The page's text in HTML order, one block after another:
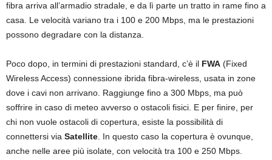
fibra arriva all’armadio stradale, e da lì parte un tratto in rame fino a
casa. Le velocità variano tra i 100 e 200 Mbps, ma le prestazioni
possono degradare con la distanza.
Poco dopo, in termini di prestazioni standard, c’è il FWA (Fixed
Wireless Access) connessione ibrida fibra-wireless, usata in zone
dove i cavi non arrivano. Raggiunge fino a 300 Mbps, ma può
soffrire in caso di meteo avverso o ostacoli fisici. E per finire, per
chi non vuole ostacoli di copertura, esiste la possibilità di
connettersi via Satellite. In questo caso la copertura è ovunque,
anche nelle aree più isolate, con velocità tra 100 e 250 Mbps.